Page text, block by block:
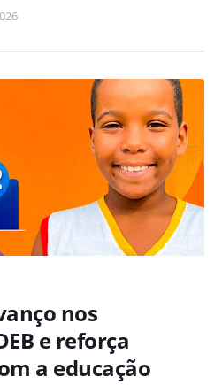
nos
e reforça
a educação